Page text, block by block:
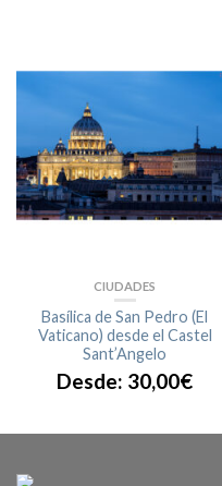
CIUDADES
Basílica de San Pedro (El
Vaticano) desde el Castel
Sant’Angelo
Desde: 30,00€